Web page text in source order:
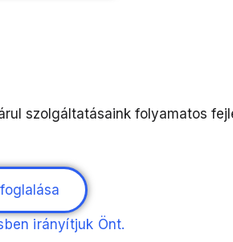
szolgáltatásaink folyamatos
irányítjuk Önt.